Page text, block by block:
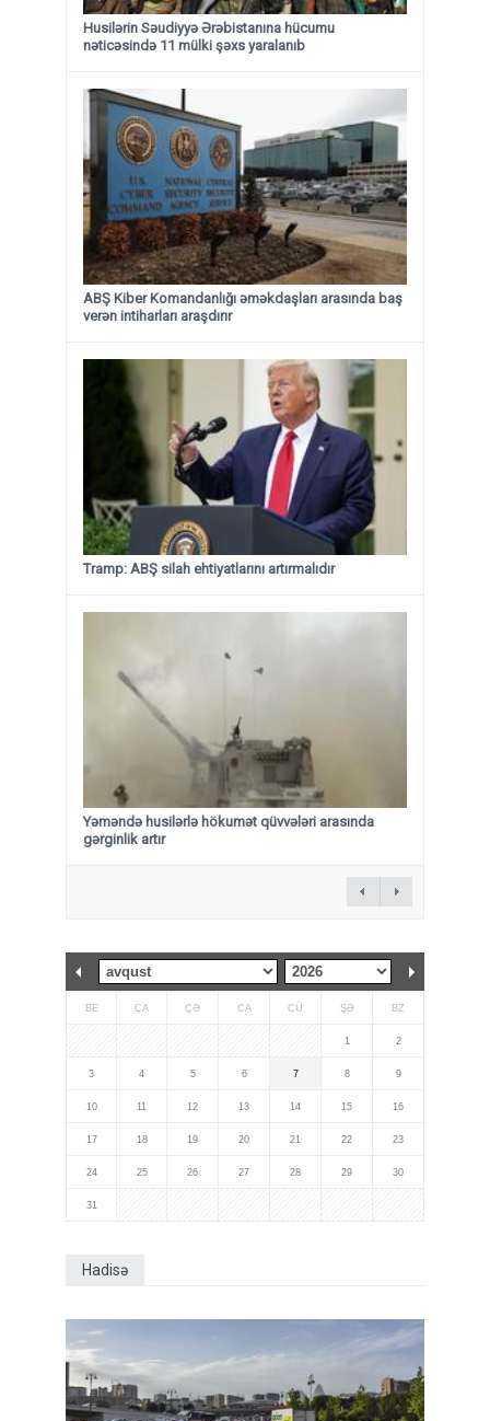
Husilərin Səudiyyə Ərəbistanına hücumu
nəticəsində 11 mülki şəxs yaralanıb
ABŞ Kiber Komandanlığı əməkdaşları arasında baş
verən intiharları araşdırır
Tramp: ABŞ silah ehtiyatlarını artırmalıdır
Yəməndə husilərlə hökumət qüvvələri arasında
gərginlik artır
BE ÇA ÇƏ CA CÜ ŞƏ BZ
1 2
3 4 5 6 7 8 9
10 11 12 13 14 15 16
17 18 19 20 21 22 23
24 25 26 27 28 29 30
31
Hadisə